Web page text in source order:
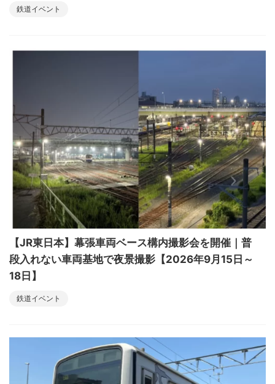
鉄道イベント
【JR東日本】幕張車両ベース構内撮影会を開催｜普
段入れない車両基地で夜景撮影【2026年9月15日～
18日】
鉄道イベント